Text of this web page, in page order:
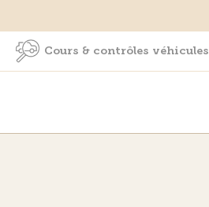
Cours & contrôles véhicules